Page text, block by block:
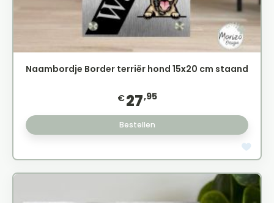
Naambordje Border terriër hond 15x20 cm staand
€27,95
Bestellen